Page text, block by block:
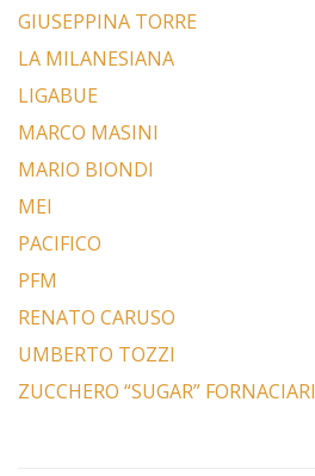
GIUSEPPINA TORRE
LA MILANESIANA
LIGABUE
MARCO MASINI
MARIO BIONDI
MEI
PACIFICO
PFM
RENATO CARUSO
UMBERTO TOZZI
ZUCCHERO “SUGAR” FORNACIARI